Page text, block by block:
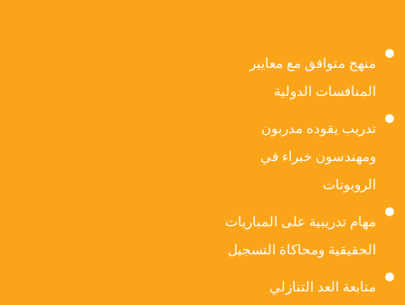
منهج متوافق مع معايير
المنافسات الدولية
تدريب يقوده مدربون
ومهندسون خبراء في
الروبوتات
مهام تدريبية على المباريات
الحقيقية ومحاكاة التسجيل
متابعة العد التنازلي